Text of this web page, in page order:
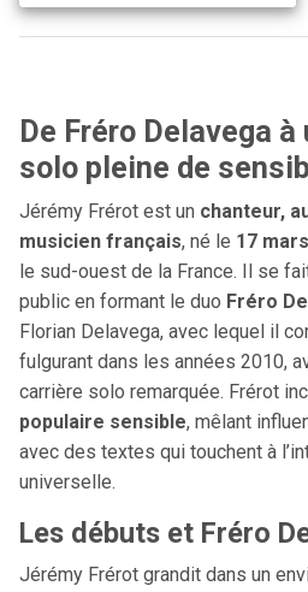
De Fréro Delavega
solo pleine de
Jérémy Frérot est un chanteur,
musicien français, né le 17
le sud-ouest de la France. Il se
public en formant le duo Fréro
Florian Delavega, avec lequel il
fulgurant dans les années 2010,
carrière solo remarquée. Frérot
populaire sensible, mêlant
avec des textes qui touchent à
universelle.
Les débuts et Fréro
Jérémy Frérot grandit dans un